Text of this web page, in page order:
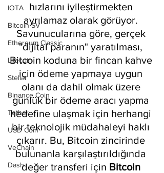
IOTA
Bitcoin SV
Ethereum Classic
Litecoin
Stellar
Binance Coin
Tether
USD Coin
VeChain
Dash
hızlarını iyileştirmekten
ayrılamaz olarak görüyor.
Savunucularına göre, gerçek
"dijital paranın" yaratılması,
Bitcoin koduna bir fincan kahve
için ödeme yapmaya uygun
olanı da dahil olmak üzere
günlük bir ödeme aracı yapma
hedefine ulaşmak için herhangi
bir teknolojik müdahaleyi haklı
çıkarır. Bu, Bitcoin zincirinde
bulunanla karşılaştırıldığında
değer transferi için Bitcoin